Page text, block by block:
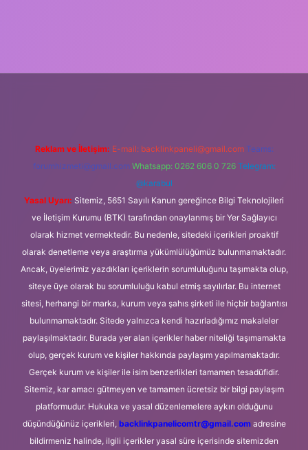
Reklam ve İletişim: E-mail: backlinkpaneli@gmail.com Teams:
forumhizmeti@gmail.com Whatsapp: 0262 606 0 726 Telegram:
@karabul
Yasal Uyarı: Sitemiz, 5651 Sayılı Kanun gereğince Bilgi Teknolojileri
ve İletişim Kurumu (BTK) tarafından onaylanmış bir Yer Sağlayıcı
olarak hizmet vermektedir. Bu nedenle, sitedeki içerikleri proaktif
olarak denetleme veya araştırma yükümlülüğümüz bulunmamaktadır.
Ancak, üyelerimiz yazdıkları içeriklerin sorumluluğunu taşımakta olup,
siteye üye olarak bu sorumluluğu kabul etmiş sayılırlar. Bu internet
sitesi, herhangi bir marka, kurum veya şahıs şirketi ile hiçbir bağlantısı
bulunmamaktadır. Sitede yalnızca kendi hazırladığımız makaleler
paylaşılmaktadır. Burada yer alan içerikler haber niteliği taşımamakta
olup, gerçek kurum ve kişiler hakkında paylaşım yapılmamaktadır.
Gerçek kurum ve kişiler ile isim benzerlikleri tamamen tesadüfidir.
Sitemiz, kar amacı gütmeyen ve tamamen ücretsiz bir bilgi paylaşım
platformudur. Hukuka ve yasal düzenlemelere aykırı olduğunu
düşündüğünüz içerikleri, backlinkpanelicomtr@gmail.comadresine
bildirmeniz halinde, ilgili içerikler yasal süre içerisinde sitemizden